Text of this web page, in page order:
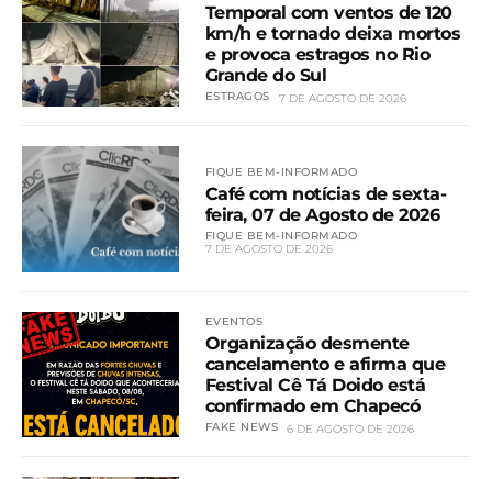
Temporal com ventos de 120
km/h e tornado deixa mortos
e provoca estragos no Rio
Grande do Sul
ESTRAGOS 7 DE AGOSTO DE 2026
FIQUE BEM-INFORMADO
Café com notícias de sexta-
feira, 07 de Agosto de 2026
FIQUE BEM-INFORMADO
7 DE AGOSTO DE 2026
EVENTOS
Organização desmente
cancelamento e afirma que
Festival Cê Tá Doido está
confirmado em Chapecó
FAKE NEWS 6 DE AGOSTO DE 2026